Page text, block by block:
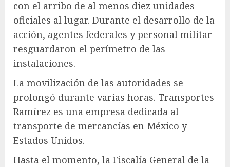
con el arribo de al menos diez unidades
oficiales al lugar. Durante el desarrollo de la
acción, agentes federales y personal militar
resguardaron el perímetro de las
instalaciones.
La movilización de las autoridades se
prolongó durante varias horas. Transportes
Ramírez es una empresa dedicada al
transporte de mercancías en México y
Estados Unidos.
Hasta el momento, la Fiscalía General de la